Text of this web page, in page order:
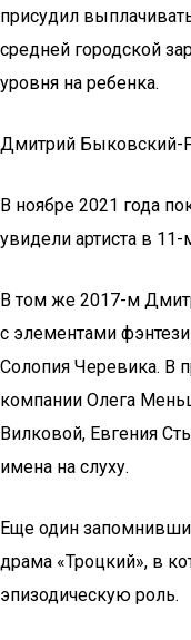
присудил
средней городской
уровня на ребенка.
Дмитрий Быковский-
В ноябре 2021 года
увидели артиста в 11-
В том же 2017-м
с элементами
Солопия Черевика. В
компании Олега
Вилковой, Евгения
имена на слуху.
Еще один
драма «Троцкий», в
эпизодическую роль.